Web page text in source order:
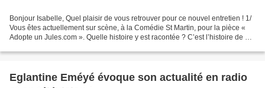
Bonjour Isabelle, Quel plaisir de vous retrouver pour ce nouvel entretien ! 1/
Vous êtes actuellement sur scène, à la Comédie St Martin, pour la pièce «
Adopte un Jules.com ». Quelle histoire y est racontée ? C’est l’histoire de 3
Eglantine Eméyé évoque son actualité en radio